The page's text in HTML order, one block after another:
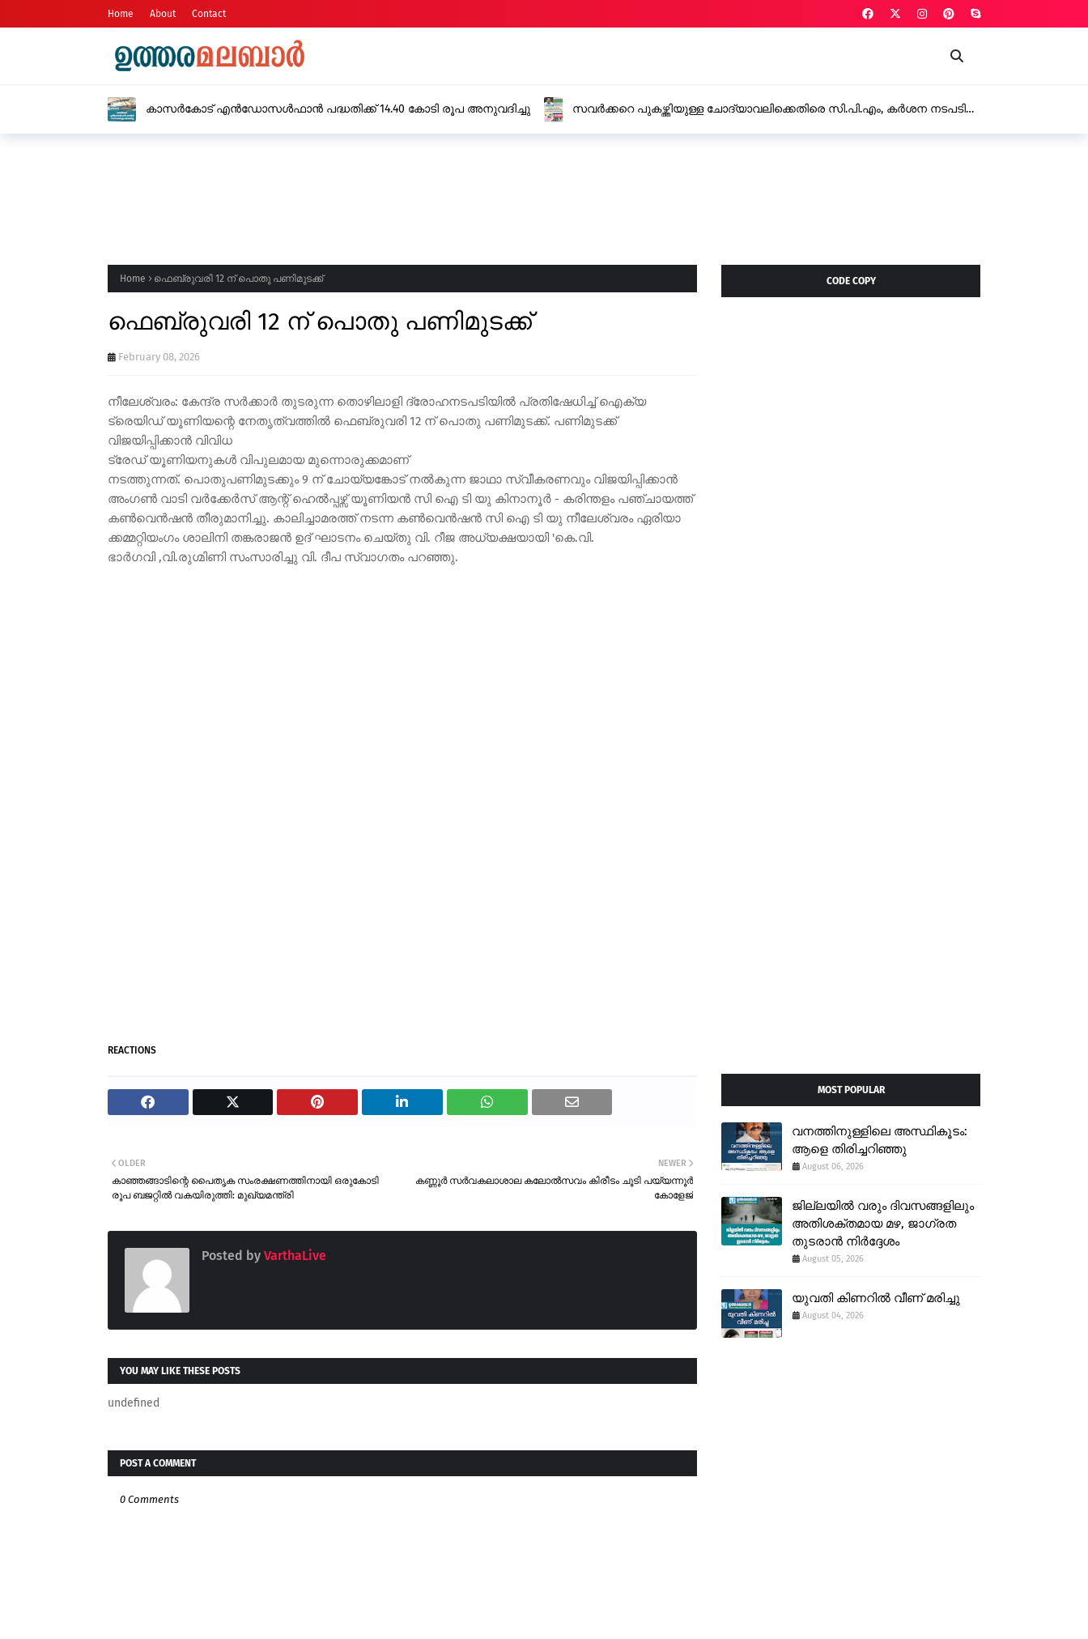
Home About Contact
സവർക്കറെ പുകഴ്ത്തിയുള്ള ചോദ്യാവലിക്കെതിരെ സി.പി.എം, കർശന നടപടിക്ക്
ഫോണിൽ ഭീഷണിപെടുത്തി പണം തട്ടാൻ ശ്രമമെന്ന്, റാണിപുരം വില്ലയുടെ
Home ഫെബ്രുവരി 12 ന് പൊതു പണിമുടക്ക്
ഫെബ്രുവരി 12 ന് പൊതു പണിമുടക്ക്
February 08, 2026
നീലേശ്വരം: കേന്ദ്ര സർക്കാർ തുടരുന്ന തൊഴിലാളി ദ്രോഹനടപടിയിൽ പ്രതിഷേധിച്ച് ഐക്യ
ട്രെയിഡ് യൂണിയന്റെ നേതൃത്വത്തിൽ ഫെബ്രുവരി 12 ന് പൊതു പണിമുടക്ക്. പണിമുടക്ക്
വിജയിപ്പിക്കാൻ വിവിധ
ട്രേഡ് യൂണിയനുകൾ വിപുലമായ മുന്നൊരുക്കമാണ്
നടത്തുന്നത്. പൊതുപണിമുടക്കും 9 ന് ചോയ്യങ്കോട് നൽകുന്ന ജാഥാ സ്വീകരണവും വിജയിപ്പിക്കാൻ
അംഗൺ വാടി വർക്കേർസ് ആന്റ് ഹെൽപ്പഴ്സ് യൂണിയൻ സി ഐ ടി യു കിനാനൂർ - കരിന്തളം പഞ്ചായത്ത്
കൺവെൻഷൻ തീരുമാനിച്ചു. കാലിച്ചാമരത്ത് നടന്ന കൺവെൻഷൻ സി ഐ ടി യു നീലേശ്വരം ഏരിയാ
ക്കമ്മറ്റിയംഗം ശാലിനി തങ്കരാജൻ ഉദ് ഘാടനം ചെയ്തു വി. റീജ അധ്യക്ഷയായി 'കെ.വി.
ഭാർഗവി ,വി.രുഗ്മിണി സംസാരിച്ചു വി. ദീപ സ്വാഗതം പറഞ്ഞു.
REACTIONS
NEWER
കണ്ണൂർ സർവകലാശാല കലോൽസവം കിരീടം ചൂടി പയ്യന്നൂർ
കോളേജ്
OLDER
കാഞ്ഞങ്ങാടിന്റെ പൈതൃക സംരക്ഷണത്തിനായി ഒരുകോടി
രൂപ ബജറ്റിൽ വകയിരുത്തി: മുഖ്യമന്ത്രി
Posted by VarthaLive
YOU MAY LIKE THESE POSTS
undefined
POST A COMMENT
0 Comments
CODE COPY
MOST POPULAR
വനത്തിനുള്ളിലെ അസ്ഥികൂടം:
ആളെ തിരിച്ചറിഞ്ഞു
August 06, 2026
ജില്ലയിൽ വരും ദിവസങ്ങളിലും
അതിശക്തമായ മഴ, ജാഗ്രത
തുടരാൻ നിർദ്ദേശം
August 05, 2026
യുവതി കിണറിൽ വീണ് മരിച്ചു
August 04, 2026